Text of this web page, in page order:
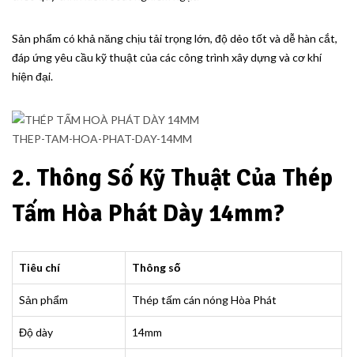
Sản phẩm có khả năng chịu tải trọng lớn, độ dẻo tốt và dễ hàn cắt,
đáp ứng yêu cầu kỹ thuật của các công trình xây dựng và cơ khí
hiện đại.
THEP-TAM-HOA-PHAT-DAY-14MM
2. Thông Số Kỹ Thuật Của Thép
Tấm Hòa Phát Dày 14mm?
Tiêu chí Thông số
Sản phẩm Thép tấm cán nóng Hòa Phát
Độ dày 14mm